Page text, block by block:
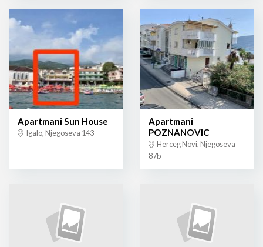
Apartmani Sun House
Igalo, Njegoseva 143
Apartmani
POZNANOVIC
Herceg Novi, Njegoseva
87b